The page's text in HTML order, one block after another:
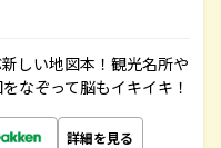
しい地図本！観光名所や
なぞって脳もイキイキ！
詳細を見る